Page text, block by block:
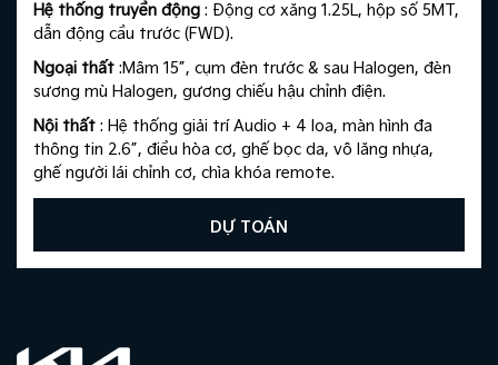
Hệ thống truyền động : Động cơ xăng 1.25L, hộp số 5MT,
dẫn động cầu trước (FWD).
Ngoại thất :Mâm 15”, cụm đèn trước & sau Halogen, đèn
sương mù Halogen, gương chiếu hậu chỉnh điện.​
Nội thất : Hệ thống giải trí Audio + 4 loa, màn hình đa
thông tin 2.6”, điều hòa cơ, ghế bọc da, vô lăng nhựa,
ghế người lái chỉnh cơ, chìa khóa remote.​
DỰ TOÁN